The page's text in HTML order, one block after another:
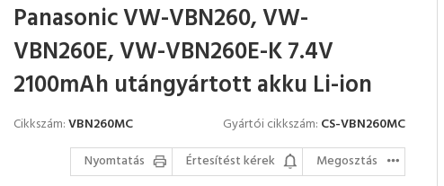
Panasonic VW-VBN260, VW-
VBN260E, VW-VBN260E-K 7.4V
2100mAh utángyártott akku Li-ion
Cikkszám:VBN260MC Gyártói cikkszám: CS-VBN260MC
Nyomtatás
Értesítést kérek
Megosztás